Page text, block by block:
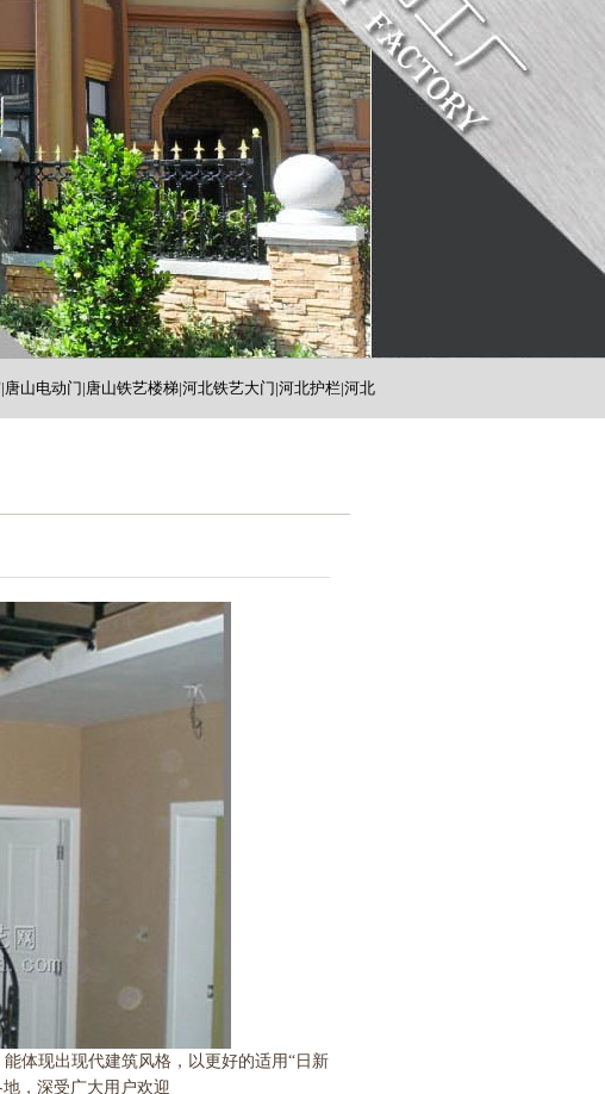
山电动门|唐山铁艺楼梯|河北铁艺大门|河北护栏|河北
体现出现代建筑风格，以更好的适用“日新
，深受广大用户欢迎